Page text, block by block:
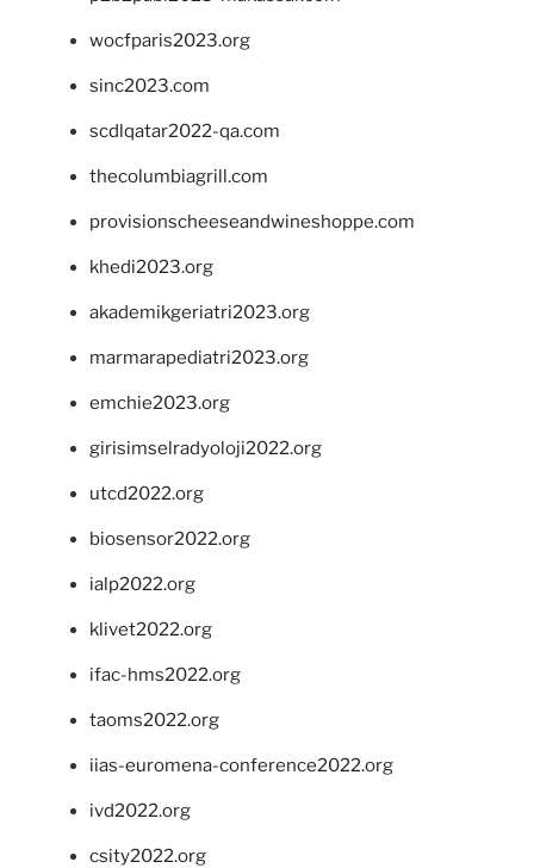
wocfparis2023.org
sinc2023.com
scdlqatar2022-qa.com
thecolumbiagrill.com
provisionscheeseandwineshoppe.com
khedi2023.org
akademikgeriatri2023.org
marmarapediatri2023.org
emchie2023.org
girisimselradyoloji2022.org
utcd2022.org
biosensor2022.org
ialp2022.org
klivet2022.org
ifac-hms2022.org
taoms2022.org
iias-euromena-conference2022.org
ivd2022.org
csity2022.org